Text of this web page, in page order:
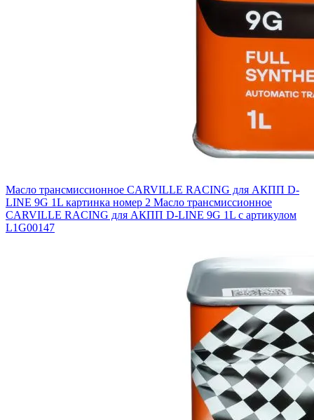
Масло трансмиссионное CARVILLE RACING для АКПП D-
LINE 9G 1L картинка номер 2 Масло трансмиссионное
CARVILLE RACING для АКПП D-LINE 9G 1L с артикулом
L1G00147